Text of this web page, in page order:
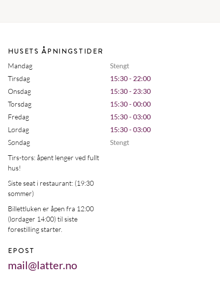
HUSETS ÅPNINGSTIDER
Mandag
Stengt
Tirsdag
15:30 - 22:00
Onsdag
15:30 - 23:30
Torsdag
15:30 - 00:00
Fredag
15:30 - 03:00
Lørdag
15:30 - 03:00
Søndag
Stengt
Tirs-tors: åpent lenger ved fullt
hus!
Siste seat i restaurant: (19:30
sommer)
Billettluken er åpen fra 12:00
(lørdager 14:00) til siste
forestilling starter.
EPOST
mail@latter.no